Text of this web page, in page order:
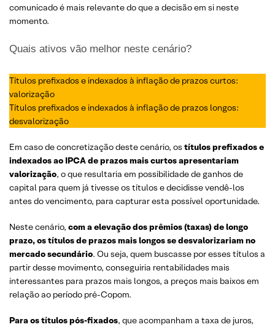
comunicado é mais relevante do que a decisão em si neste
momento.
Quais ativos vão melhor neste cenário?
Títulos prefixados e indexados à inflação de prazos curtos:
valorização
Títulos prefixados e indexados à inflação de prazos longos:
desvalorização
Em caso de concretização deste cenário, os títulos prefixados e
indexados ao IPCAde prazos mais curtos apresentariam
valorização, o que resultaria em possibilidade de ganhos de
capital para quem já tivesse os títulos e decidisse vendê-los
antes do vencimento, para capturar esta possível oportunidade.
Neste cenário, com a elevação dos prêmios (taxas) de longo
prazo, os títulos de prazos mais longos se desvalorizariam no
mercado secundário. Ou seja, quem buscasse por esses títulos a
partir desse movimento, conseguiria rentabilidades mais
interessantes para prazos mais longos, a preços mais baixos em
relação ao período pré-Copom.
Para os títulos pós-fixados, que acompanham a taxa de juros,